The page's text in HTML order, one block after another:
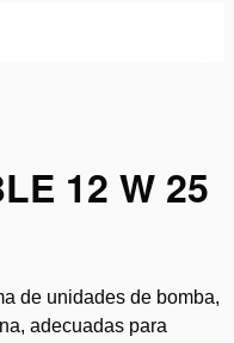
12 W 25
de unidades de bomba,
adecuadas para